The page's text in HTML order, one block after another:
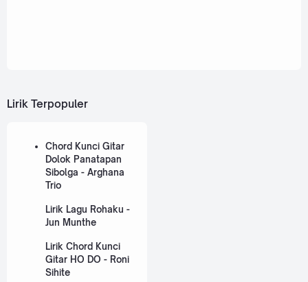
Lirik Terpopuler
Chord Kunci Gitar
Dolok Panatapan
Sibolga - Arghana
Trio
Lirik Lagu Rohaku -
Jun Munthe
Lirik Chord Kunci
Gitar HO DO - Roni
Sihite